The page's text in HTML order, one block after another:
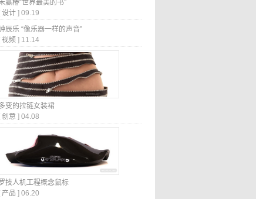
赢椿“世界最美的书”
设计 ] 09.19
辰乐 “像乐器一样的声音”
视频 ] 11.14
变的拉链女装裙
创意 ] 04.08
技人机工程概念鼠标
产品 ] 06.20